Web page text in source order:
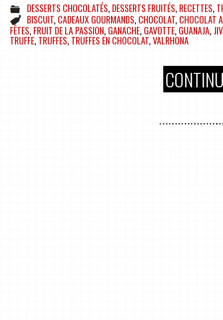
DESSERTS CHOCOLATÉS, DESSERTS FRUITÉS, RECETTES,
BISCUIT, CADEAUX GOURMANDS, CHOCOLAT, CHOCOLAT
FÊTES, FRUIT DE LA PASSION, GANACHE, GAVOTTE, GUANAJA,
TRUFFE, TRUFFES, TRUFFES EN CHOCOLAT,VALRHONA